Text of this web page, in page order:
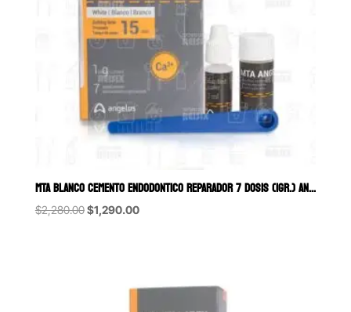
MTA BLANCO CEMENTO ENDODONTICO REPARADOR 7 DOSIS (1GR.) ANGELUS
$2,280.00Original
$1,290.00Current